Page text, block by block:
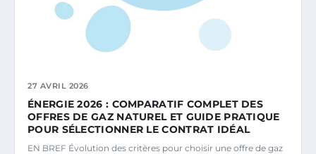
27 AVRIL 2026
ÉNERGIE 2026 : COMPARATIF COMPLET DES
OFFRES DE GAZ NATUREL ET GUIDE PRATIQUE
POUR SÉLECTIONNER LE CONTRAT IDÉAL
EN BREF Évolution des critères pour choisir une offre de gaz